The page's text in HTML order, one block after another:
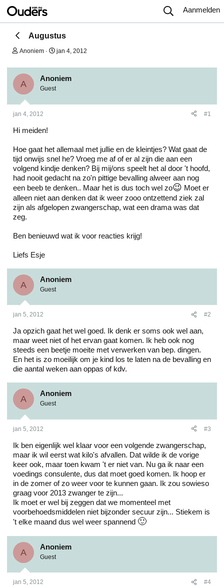
Aanmelden
Augustus
O
d
e
r
p
t
t
e
r
Anoniem
S
a
d
t
jan 4, 2012
A
Anoniem
Guest
jan 4, 2012 #1
Hi meiden!
Hoe gaat het allemaal met jullie en de kleintjes? Wat gaat de
tijd onwijs snel he? Vroeg me af of er al zijn die aan een
volgend kindje denken? Bij mij/ons speelt het al door 't hoofd,
had nooit gedacht na zo'n pittige bevalling alweer aan nog
een beeb te denken.. Maar het is dus toch wel zo😉 Moet er
alleen niet aan denken dat ik weer zooo ontzettend ziek zal
zijn als afgelopen zwangerschap, wat een drama was dat
zeg.
Ben benieuwd wat ik voor reacties krijg!
Liefs Esje
A
Anoniem
Guest
jan 5, 2012 #2
Ja opzich gaat het wel goed. Ik denk er soms ook wel aan,
maar weet niet of het ervan gaat komen. Ik heb ook nog
steeds een beetje moeite met verwerken van bep. dingen.
En het is zo moeilijk om je kind los te laten na de bevalling en
die aantal weken aan oppas of kdv.
A
Anoniem
Guest
jan 5, 2012 #3
Ik ben eigenlijk wel klaar voor een volgende zwangerschap,
maar ik wil eerst wat kilo's afvallen. Dat wilde ik de vorige
keer ook, maar toen kwam 't er niet van. Nu ga ik naar een
voedings consulente, dus dat moet goed komen. Ik hoop er
in de zomer of zo weer voor te kunnen gaan. Ik zou sowieso
graag voor 2013 zwanger te zijn...
Ik moet er wel bij zeggen dat we momenteel met
voorbehoedsmiddelen niet bijzonder secuur zijn... Stiekem is
't elke maand dus wel weer spannend 🙂
A
Anoniem
Guest
jan 5, 2012 #4